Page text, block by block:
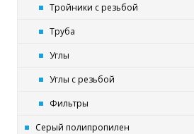
Тройники с резьбой
Труба
Углы
Углы с резьбой
Фильтры
Серый полипропилен